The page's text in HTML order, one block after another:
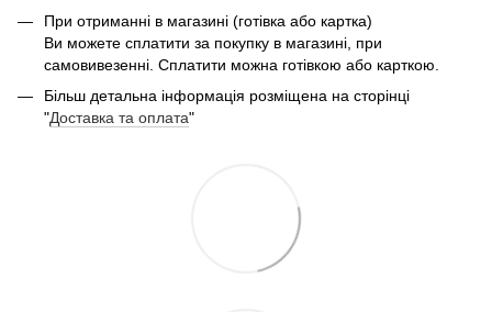
При отриманні в магазині (готівка або картка)
Ви можете сплатити за покупку в магазині, при
самовивезенні. Сплатити можна готівкою або карткою.
Більш детальна інформація розміщена на сторінці
"Доставка та оплата"